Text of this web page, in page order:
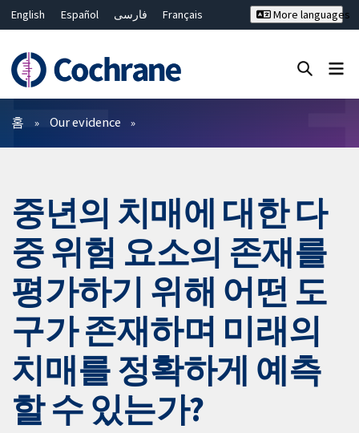
English Español فارسی
Français
Bahasa Malaysia
ไทย
繁體中文
简体中文
More languages
필터
홈 Our evidence
중년의 치매에 대한 다
중 위험 요소의 존재를
평가하기 위해 어떤 도
구가 존재하며 미래의
치매를 정확하게 예측
할 수 있는가?